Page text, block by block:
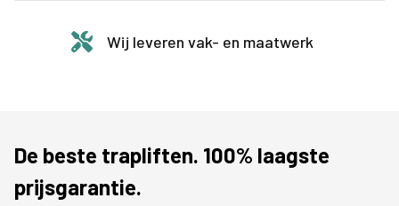
Wij leveren vak- en maatwerk
De beste trapliften. 100% laagste
prijsgarantie.